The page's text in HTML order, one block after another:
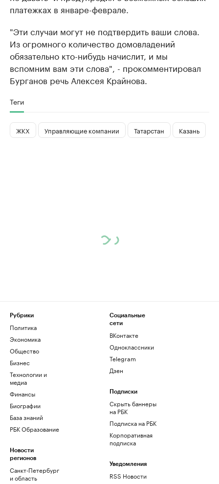
платежках в январе-феврале.
"Эти случаи могут не подтвердить ваши слова.
Из огромного количество домовладений
обязательно кто-нибудь начислит, и мы
вспомним вам эти слова", - прокомментировал
Бурганов речь Алексея Крайнова.
Теги
ЖКХ Управляющие компании Татарстан Казань
Рубрики
Политика
Экономика
Общество
Бизнес
Технологии и
медиа
Финансы
Биографии
База знаний
РБК Образование
Новости
регионов
Санкт-Петербург
и область
Социальные
сети
ВКонтакте
Одноклассники
Telegram
Дзен
Подписки
Скрыть баннеры
на РБК
Подписка на РБК
Корпоративная
подписка
Уведомления
RSS Новости